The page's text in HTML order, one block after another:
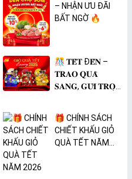
– NHẬN ƯU ĐÃI
BẤT NGỜ 🔥
🎊 𝐓𝐄̂́𝐓 Đ𝐄̂́𝐍 –
𝐓𝐑𝐀𝐎 𝐐𝐔𝐀̀
𝐒𝐀𝐍𝐆, 𝐆𝐔̛̉𝐈 𝐓𝐑𝐎̣𝐍
🎁 CHÍNH SÁCH
CHIẾT KHẤU GIỎ
QUÀ TẾT NĂM